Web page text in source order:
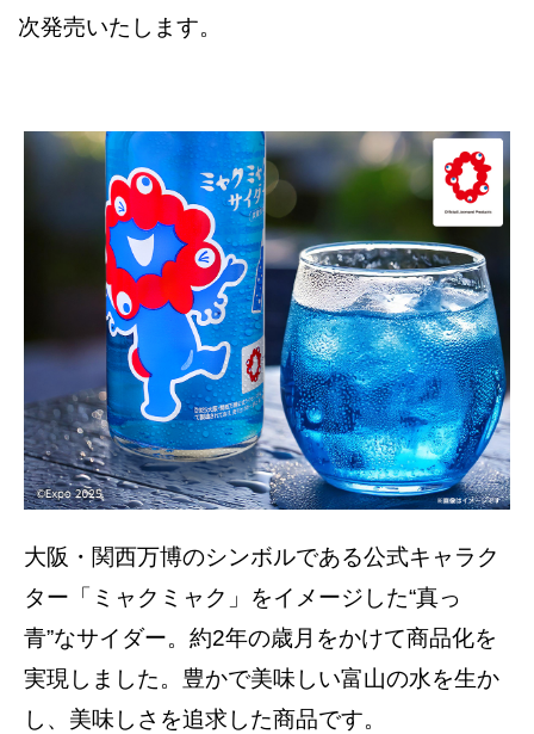
次発売いたします。
大阪・関西万博のシンボルである公式キャラク
ター「ミャクミャク」をイメージした“真っ
青”なサイダー。約2年の歳月をかけて商品化を
実現しました。豊かで美味しい富山の水を生か
し、美味しさを追求した商品です。